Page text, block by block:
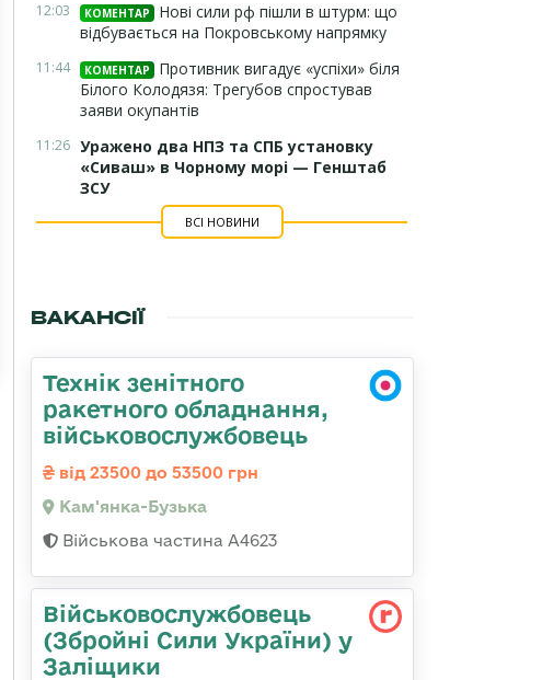
12:03 КОМЕНТАР
Нові сили рф пішли в штурм: що
відбувається на Покровському напрямку
11:44 КОМЕНТАР
Противник вигадує «успіхи» біля
Білого Колодязя: Трегубов спростував
заяви окупантів
11:26 Уражено два НПЗ та СПБ установку
«Сиваш» в Чорному морі — Генштаб
ЗСУ
ВСІ НОВИНИ
ВАКАНСІЇ
Технік зенітного
ракетного обладнання,
військовослужбовець
від 23500 до 53500 грн
Кам'янка-Бузька
Військова частина А4623
Військовослужбовець
(Збройні Сили України) у
Заліщики